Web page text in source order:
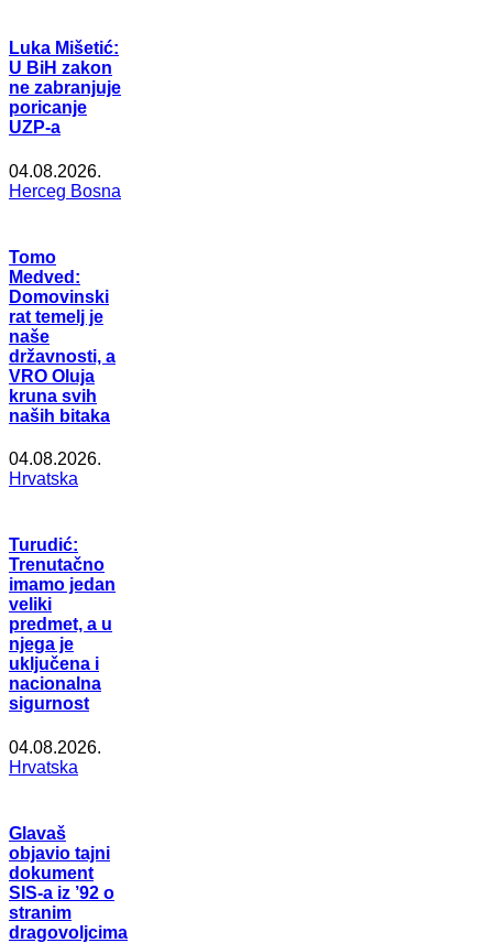
Luka Mišetić:
U BiH zakon
ne zabranjuje
poricanje
UZP-a
04.08.2026.
Herceg Bosna
Tomo
Medved:
Domovinski
rat temelj je
naše
državnosti, a
VRO Oluja
kruna svih
naših bitaka
04.08.2026.
Hrvatska
Turudić:
Trenutačno
imamo jedan
veliki
predmet, a u
njega je
uključena i
nacionalna
sigurnost
04.08.2026.
Hrvatska
Glavaš
objavio tajni
dokument
SIS-a iz ’92 o
stranim
dragovoljcima